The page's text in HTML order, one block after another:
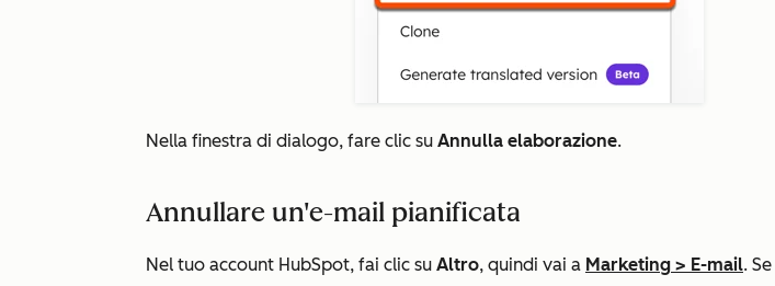
Nella finestra di dialogo, fare clic su Annulla elaborazione.
Annullare un'e-mail pianificata
Nel tuo account HubSpot, fai clic su Altro, quindi vai a Marketing > E-mail. Se